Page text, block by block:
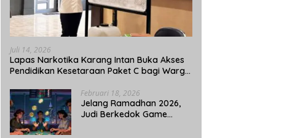
Juli 14, 2026
Lapas Narkotika Karang Intan Buka Akses
Pendidikan Kesetaraan Paket C bagi Warga
Februari 18, 2026
Jelang Ramadhan 2026,
Judi Berkedok Game